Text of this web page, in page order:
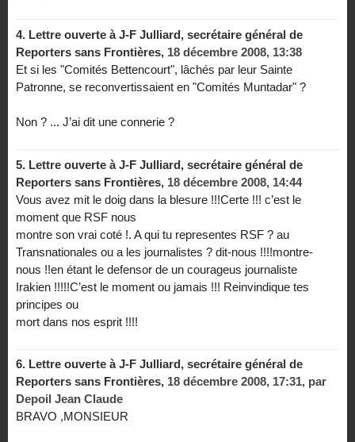
4. Lettre ouverte à J-F Julliard, secrétaire général de
Reporters sans Frontières, 18 décembre 2008, 13:38
Et si les "Comités Bettencourt", lâchés par leur Sainte
Patronne, se reconvertissaient en "Comités Muntadar" ?
Non ? ... J’ai dit une connerie ?
5. Lettre ouverte à J-F Julliard, secrétaire général de
Reporters sans Frontières, 18 décembre 2008, 14:44
Vous avez mit le doig dans la blesure !!!Certe !!! c’est le
moment que RSF nous
montre son vrai coté !. A qui tu representes RSF ? au
Transnationales ou a les journalistes ? dit-nous !!!!montre-
nous !!en étant le defensor de un courageus journaliste
Irakien !!!!!C’est le moment ou jamais !!! Reinvindique tes
principes ou
mort dans nos esprit !!!!
6. Lettre ouverte à J-F Julliard, secrétaire général de
Reporters sans Frontières, 18 décembre 2008, 17:31, par
Depoil Jean Claude
BRAVO ,MONSIEUR